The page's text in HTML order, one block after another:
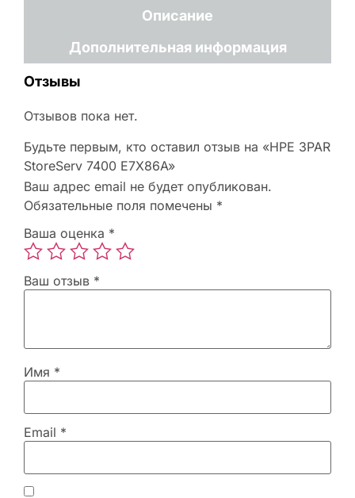
Описание
Дополнительная информация
Отзывы
Отзывов пока нет.
Будьте первым, кто оставил отзыв на «HPE 3PAR
StoreServ 7400 E7X86A»
Ваш адрес email не будет опубликован.
Обязательные поля помечены *
Ваша оценка *
Ваш отзыв *
Имя *
Email *